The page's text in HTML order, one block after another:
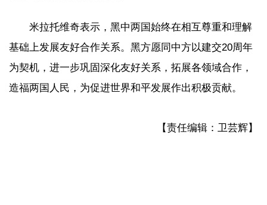
米拉托维奇表示，黑中两国始终在相互尊重和理解
基础上发展友好合作关系。黑方愿同中方以建交20周年
为契机，进一步巩固深化友好关系，拓展各领域合作，
造福两国人民，为促进世界和平发展作出积极贡献。
【责任编辑：卫芸辉】